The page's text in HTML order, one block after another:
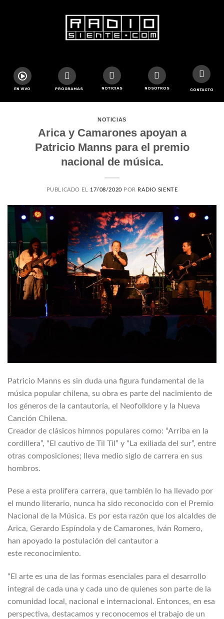
EN VIVO PROGRAMAS NOTICIAS NOSOTROS CONTACTO
NOTICIAS
Arica y Camarones apoyan a
Patricio Manns para el premio
nacional de música.
PUBLICADO EL 17/08/2020 POR RADIO SIENTE
Patricio Manns es sin duda una figura fundamental de la
música popular chilena, su obra es parte del nacimiento de
los géneros de la cantautoría, el Neofolklore y la Nueva
Canción Chilena.
Creador de clásicos himnos populares como: “Arriba en la
cordillera”, “El cautivo de Til Til” y “La exiliada del sur”, entre
otras composiciones; lleva medio siglo de carrera en sus
hombros.
Pese a esta prolífera carrera, que también lo ha llevado por
el mundo literario, nunca ha sido reconocido con el Premio
Nacional de la Música. Es por esta razón que los alcaldes de
Arica, Gerardo Espíndola y de Camarones, Iván Romero,
han apoyado la postulación del cantautor a
este reconocimiento.
“El arte es una de las formas esenciales para el desarrollo
integral de cada una y cada uno de quienes son parte de la
comunidad local, nacional e internacional. Entonces, en esa
perspectiva, destacamos y reconocemos el trabajo de un